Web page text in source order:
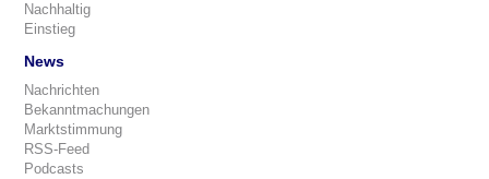
Nachhaltig
Einstieg
News
Nachrichten
Bekanntmachungen
Marktstimmung
RSS-Feed
Podcasts